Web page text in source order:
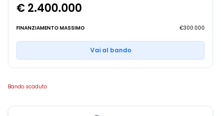
€ 2.400.000
FINANZIAMENTO MASSIMO €300.000
Vai al bando
Bando scaduto